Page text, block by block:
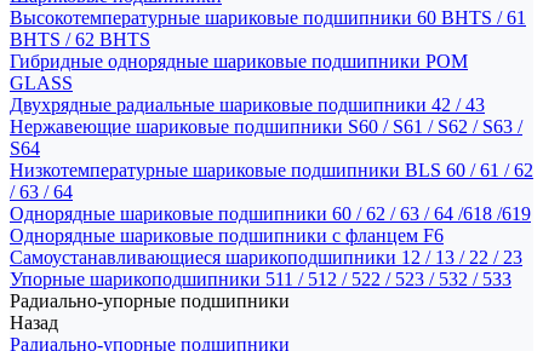
Высокотемпературные шариковые подшипники 60 BHTS / 61
BHTS / 62 BHTS
Гибридные однорядные шариковые подшипники POM
GLASS
Двухрядные радиальные шариковые подшипники 42 / 43
Нержавеющие шариковые подшипники S60 / S61 / S62 / S63 /
S64
Низкотемпературные шариковые подшипники BLS 60 / 61 / 62
/ 63 / 64
Однорядные шариковые подшипники 60 / 62 / 63 / 64 /618 /619
Однорядные шариковые подшипники с фланцем F6
Самоустанавливающиеся шарикоподшипники 12 / 13 / 22 / 23
Упорные шарикоподшипники 511 / 512 / 522 / 523 / 532 / 533
Радиально-упорные подшипники
Назад
Радиально-упорные подшипники